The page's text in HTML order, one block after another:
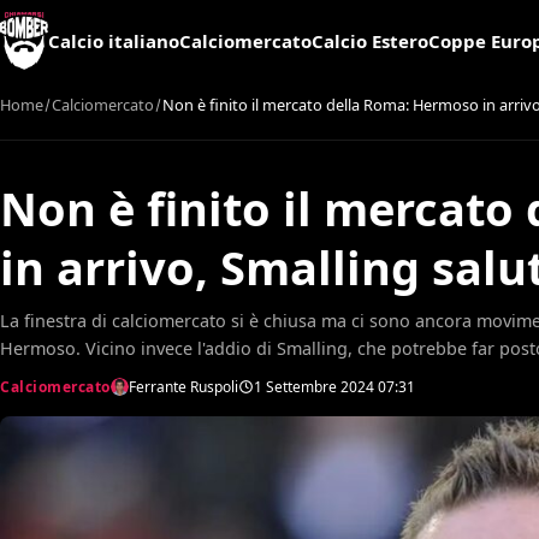
Calcio italianoCalciomercatoCalcio EsteroCoppe
Home Calciomercato Non è finito il mercato della Roma: Hermoso in
Non è finito il mercato
in arrivo, Smalling
La finestra di calciomercato si è chiusa ma ci sono ancora
Hermoso. Vicino invece l'addio di Smalling, che potrebbe far
Calciomercato Ferrante Ruspoli 1 Settembre 2024 07:31